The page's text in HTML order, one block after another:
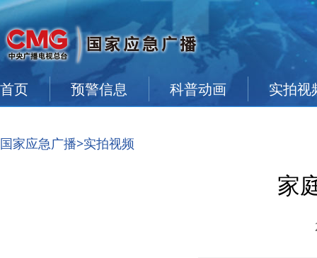
首页 预警信息 科普动画 实拍视
国家应急广播>实拍视频
家